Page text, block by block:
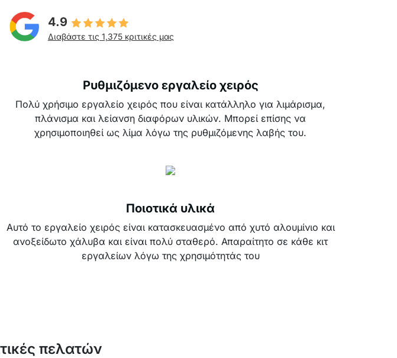
4.9
Διαβάστε τις 1,375 κριτικές μας
Ρυθμιζόμενο εργαλείο χειρός
Πολύ χρήσιμο εργαλείο χειρός που είναι κατάλληλο για λιμάρισμα,
πλάνισμα και λείανση διαφόρων υλικών. Μπορεί επίσης να
χρησιμοποιηθεί ως λίμα λόγω της ρυθμιζόμενης λαβής του.
Ποιοτικά υλικά
Αυτό το εργαλείο χειρός είναι κατασκευασμένο από χυτό αλουμίνιο και
ανοξείδωτο χάλυβα και είναι πολύ σταθερό. Απαραίτητο σε κάθε κιτ
εργαλείων λόγω της χρησιμότητάς του
πελατών